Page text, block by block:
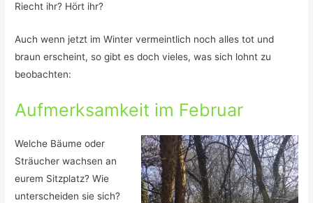
Riecht ihr? Hört ihr?
Auch wenn jetzt im Winter vermeintlich noch alles tot und
braun erscheint, so gibt es doch vieles, was sich lohnt zu
beobachten:
Aufmerksamkeit im Februar
Welche Bäume oder
Sträucher wachsen an
eurem Sitzplatz? Wie
unterscheiden sie sich?